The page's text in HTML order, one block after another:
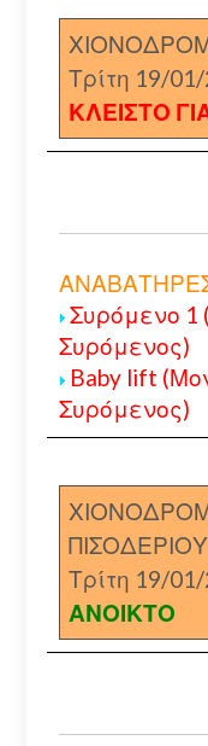
Τρίτη 19/
ΚΛΕΙΣΤΟ
Συρόμενο 1
Συρόμενος)
Baby lift
Συρόμενος)
ΠΙΣΟΔΕΡΙΟΥ
Τρίτη 19/
ΑΝΟΙΚΤΟ